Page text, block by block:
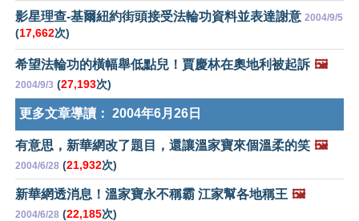
影星理查-基爾紐約街頭接受法輪功資料並表達謝意 2004/9/5
(17,662次)
希望法輪功的橫幅舉低點兒！賈慶林在奧地利被起訴 🖼️
2004/9/3 (27,193次)
更多文章導讀： 2004年6月26日
有意思，新華網改了題目，還讓溫家寶來個溫柔的笑 🖼️
2004/6/28 (21,932次)
新華網透消息！溫家寶永不稱霸 江家幫各地稱王 🖼️
2004/6/28 (22,185次)